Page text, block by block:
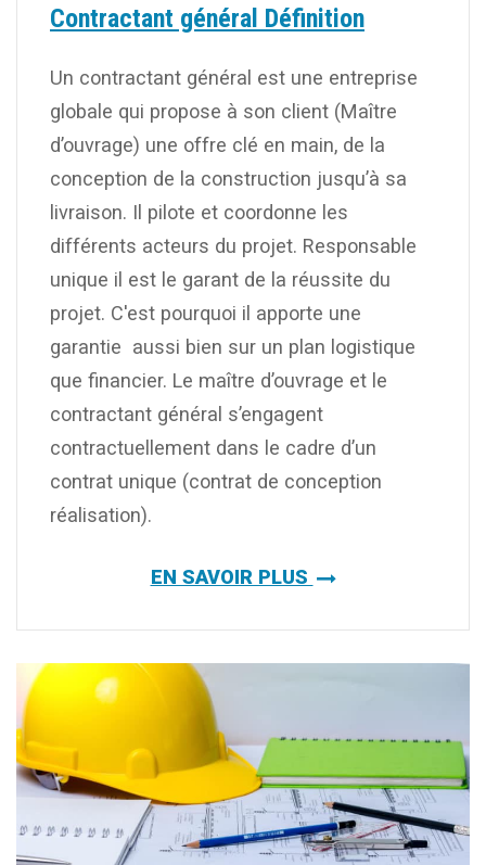
Contractant général Définition
Un contractant général est une entreprise
globale qui propose à son client (Maître
d’ouvrage) une offre clé en main, de la
conception de la construction jusqu’à sa
livraison. Il pilote et coordonne les
différents acteurs du projet. Responsable
unique il est le garant de la réussite du
projet. C'est pourquoi il apporte une
garantie aussi bien sur un plan logistique
que financier. Le maître d’ouvrage et le
contractant général s’engagent
contractuellement dans le cadre d’un
contrat unique (contrat de conception
réalisation).
EN SAVOIR PLUS